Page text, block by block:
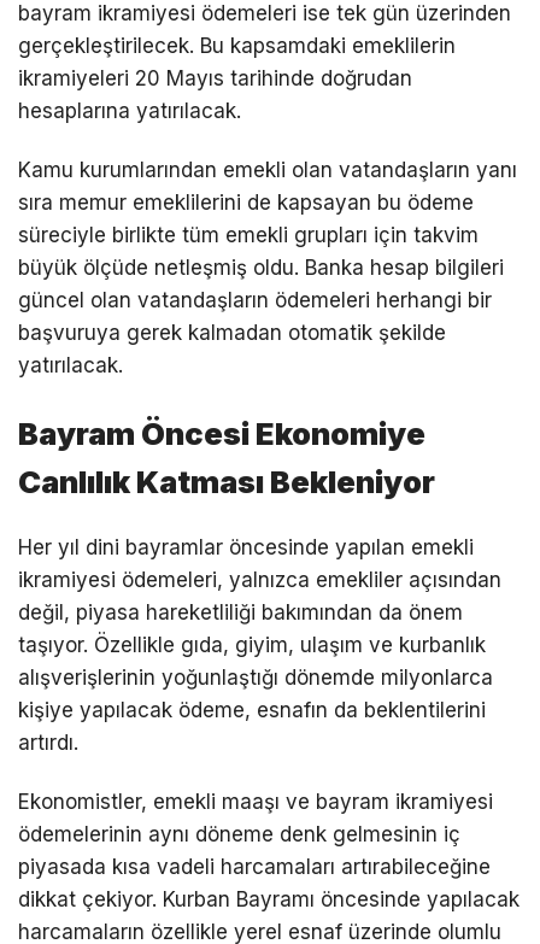
bayram ikramiyesi ödemeleri ise tek gün üzerinden
gerçekleştirilecek. Bu kapsamdaki emeklilerin
ikramiyeleri 20 Mayıs tarihinde doğrudan
hesaplarına yatırılacak.
Kamu kurumlarından emekli olan vatandaşların yanı
sıra memur emeklilerini de kapsayan bu ödeme
süreciyle birlikte tüm emekli grupları için takvim
büyük ölçüde netleşmiş oldu. Banka hesap bilgileri
güncel olan vatandaşların ödemeleri herhangi bir
başvuruya gerek kalmadan otomatik şekilde
yatırılacak.
Bayram Öncesi Ekonomiye
Canlılık Katması Bekleniyor
Her yıl dini bayramlar öncesinde yapılan emekli
ikramiyesi ödemeleri, yalnızca emekliler açısından
değil, piyasa hareketliliği bakımından da önem
taşıyor. Özellikle gıda, giyim, ulaşım ve kurbanlık
alışverişlerinin yoğunlaştığı dönemde milyonlarca
kişiye yapılacak ödeme, esnafın da beklentilerini
artırdı.
Ekonomistler, emekli maaşı ve bayram ikramiyesi
ödemelerinin aynı döneme denk gelmesinin iç
piyasada kısa vadeli harcamaları artırabileceğine
dikkat çekiyor. Kurban Bayramı öncesinde yapılacak
harcamaların özellikle yerel esnaf üzerinde olumlu